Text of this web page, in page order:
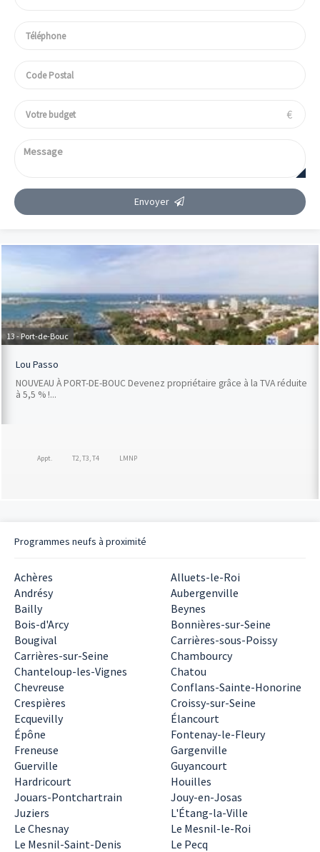
€
Envoyer
13 - Port-de-Bouc
Lou Passo
NOUVEAU À PORT-DE-BOUC Devenez propriétaire grâce à la TVA réduite
à 5,5 % !...
Appt. T2, T3, T4 LMNP
Programmes neufs à proximité
Achères
Alluets-le-Roi
Andrésy
Aubergenville
Bailly
Beynes
Bois-d'Arcy
Bonnières-sur-Seine
Bougival
Carrières-sous-Poissy
Carrières-sur-Seine
Chambourcy
Chanteloup-les-Vignes
Chatou
Chevreuse
Conflans-Sainte-Honorine
Crespières
Croissy-sur-Seine
Ecquevilly
Élancourt
Épône
Fontenay-le-Fleury
Freneuse
Gargenville
Guerville
Guyancourt
Hardricourt
Houilles
Jouars-Pontchartrain
Jouy-en-Josas
Juziers
L'Étang-la-Ville
Le Chesnay
Le Mesnil-le-Roi
Le Mesnil-Saint-Denis
Le Pecq